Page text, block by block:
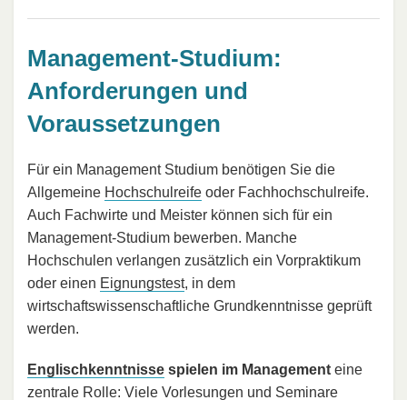
Management-Studium:
Anforderungen und
Voraussetzungen
Für ein Management Studium benötigen Sie die
Allgemeine Hochschulreife oder Fachhochschulreife.
Auch Fachwirte und Meister können sich für ein
Management-Studium bewerben. Manche
Hochschulen verlangen zusätzlich ein Vorpraktikum
oder einen Eignungstest, in dem
wirtschaftswissenschaftliche Grundkenntnisse geprüft
werden.
Englischkenntnisse spielen im Management eine
zentrale Rolle: Viele Vorlesungen und Seminare